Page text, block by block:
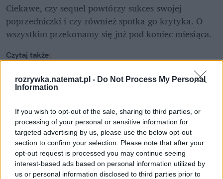
rozrywka.natemat.pl - Do Not Process My Personal
Information
If you wish to opt-out of the sale, sharing to third parties, or
processing of your personal or sensitive information for
targeted advertising by us, please use the below opt-out
section to confirm your selection. Please note that after your
opt-out request is processed you may continue seeing
interest-based ads based on personal information utilized by
us or personal information disclosed to third parties prior to
Ciekawe, czy sequel powtórzy sukces swojej
poprzedniczki i czy również spotka go krytyka. O
wszystkim przekonamy się już pod koniec miesiąca.
Czytaj także: